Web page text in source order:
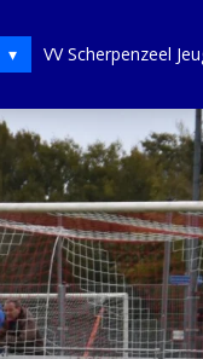
VV Scherpenzeel